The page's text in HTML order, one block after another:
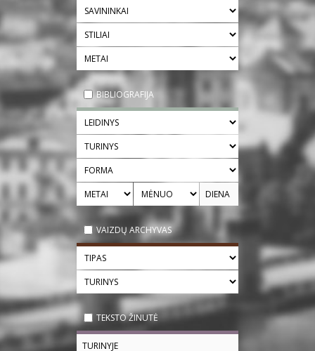
BIBLIOGRAFIJA
VAIZDŲ ARCHYVAS
TEKSTO ŽINUTĖ